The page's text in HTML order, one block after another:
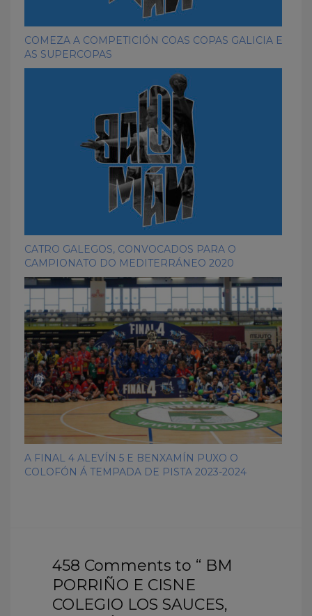
COMEZA A COMPETICIÓN COAS COPAS GALICIA E
AS SUPERCOPAS
CATRO GALEGOS, CONVOCADOS PARA O
CAMPIONATO DO MEDITERRÁNEO 2020
A FINAL 4 ALEVÍN 5 E BENXAMÍN PUXO O
COLOFÓN Á TEMPADA DE PISTA 2023-2024
458 Comments to “ BM
PORRIÑO E CISNE
COLEGIO LOS SAUCES,